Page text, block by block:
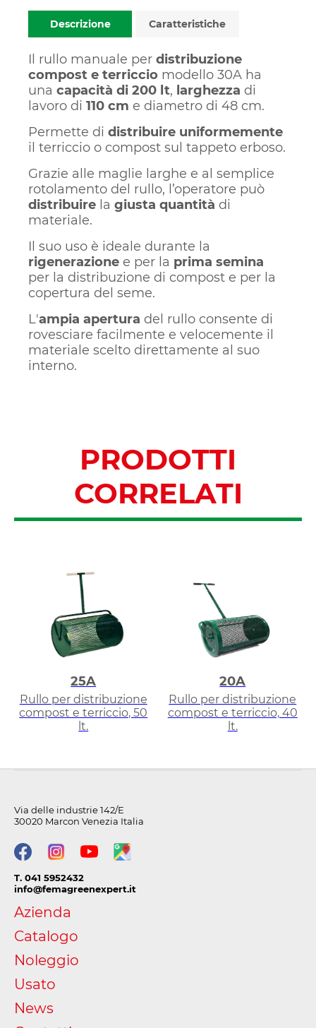
Descrizione Caratteristiche
Il rullo manuale per distribuzione
compost e terriccio modello 30A ha
una capacità di 200 lt, larghezza di
lavoro di 110 cm e diametro di 48 cm.
Permette di distribuire uniformemente
il terriccio o compost sul tappeto erboso.
Grazie alle maglie larghe e al semplice
rotolamento del rullo, l’operatore può
distribuire la giusta quantità di
materiale.
Il suo uso è ideale durante la
rigenerazione e per la prima semina
per la distribuzione di compost e per la
copertura del seme.
L'ampia apertura del rullo consente di
rovesciare facilmente e velocemente il
materiale scelto direttamente al suo
interno.
PRODOTTI
CORRELATI
25A
Rullo per distribuzione
compost e terriccio, 50
lt.
20A
Rullo per distribuzione
compost e terriccio, 40
lt.
Via delle industrie 142/E
30020 Marcon Venezia Italia
T. 041 5952432
info@femagreenexpert.it
Azienda
Catalogo
Noleggio
Usato
News